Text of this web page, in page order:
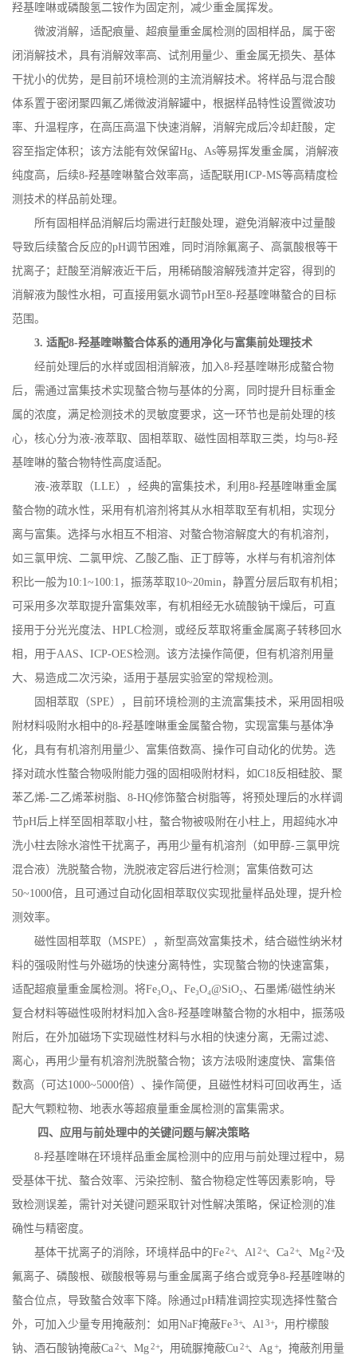
羟基喹啉或磷酸氢二铵作为固定剂，减少重金属挥发。
微波消解，适配痕量、超痕量重金属检测的固相样品，属于密
闭消解技术，具有消解效率高、试剂用量少、重金属无损失、基体
干扰小的优势，是目前环境检测的主流消解技术。将样品与混合酸
体系置于密闭聚四氟乙烯微波消解罐中，根据样品特性设置微波功
率、升温程序，在高压高温下快速消解，消解完成后冷却赶酸，定
容至指定体积；该方法能有效保留Hg、 As等易挥发重金属，消解液
纯度高，后续8-羟基喹啉螯合效率高，适配联用ICP-MS等高精度检
测技术的样品前处理。
所有固相样品消解后均需进行赶酸处理，避免消解液中过量酸
导致后续螯合反应的pH调节困难，同时消除氟离子、高氯酸根等干
扰离子；赶酸至消解液近干后，用稀硝酸溶解残渣并定容，得到的
消解液为酸性水相，可直接用氨水调节pH至8-羟基喹啉螯合的目标
范围。
3.适配8-羟基喹啉螯合体系的通用净化与富集前处理技术
经前处理后的水样或固相消解液，加入8-羟基喹啉形成螯合物
后，需通过富集技术实现螯合物与基体的分离，同时提升目标重金
属的浓度，满足检测技术的灵敏度要求，这一环节也是前处理的核
心，核心分为液-液萃取、固相萃取、磁性固相萃取三类，均与8-羟
基喹啉的螯合物特性高度适配。
液-液萃取（LLE），经典的富集技术，利用8-羟基喹啉重金属
螯合物的疏水性，采用有机溶剂将其从水相萃取至有机相，实现分
离与富集。选择与水相互不相溶、对螯合物溶解度大的有机溶剂，
如三氯甲烷、二氯甲烷、乙酸乙酯、正丁醇等，水样与有机溶剂体
积比一般为10:1~100:1 ，振荡萃取10~20min ，静置分层后取有机相；
可采用多次萃取提升富集效率，有机相经无水硫酸钠干燥后，可直
接用于分光光度法、 HPLC检测，或经反萃取将重金属离子转移回水
相，用于AAS、 ICP-OES检测。该方法操作简便，但有机溶剂用量
大、易造成二次污染，适用于基层实验室的常规检测。
固相萃取（SPE），目前环境检测的主流富集技术，采用固相吸
附材料吸附水相中的8-羟基喹啉重金属螯合物，实现富集与基体净
化，具有有机溶剂用量少、富集倍数高、操作可自动化的优势。选
择对疏水性螯合物吸附能力强的固相吸附材料，如C18反相硅胶、聚
苯乙烯-二乙烯苯树脂、 8-HQ修饰螯合树脂等，将预处理后的水样调
节pH后上样至固相萃取小柱，螯合物被吸附在小柱上，用超纯水冲
洗小柱去除水溶性干扰离子，再用少量有机溶剂（如甲醇-三氯甲烷
混合液）洗脱螯合物，洗脱液定容后进行检测；富集倍数可达
50~1000倍，且可通过自动化固相萃取仪实现批量样品处理，提升检
测效率。
磁性固相萃取（MSPE），新型高效富集技术，结合磁性纳米材
料的强吸附性与外磁场的快速分离特性，实现螯合物的快速富集，
适配超痕量重金属检测。将Fe₃O₄、 Fe₃O₄@SiO₂、石墨烯/磁性纳米
复合材料等磁性吸附材料加入含8-羟基喹啉螯合物的水相中，振荡吸
附后，在外加磁场下实现磁性材料与水相的快速分离，无需过滤、
离心，再用少量有机溶剂洗脱螯合物；该方法吸附速度快、富集倍
数高（可达1000~5000倍）、操作简便，且磁性材料可回收再生，适
配大气颗粒物、地表水等超痕量重金属检测的富集需求。
四、应用与前处理中的关键问题与解决策略
8-羟基喹啉在环境样品重金属检测中的应用与前处理过程中，易
受基体干扰、螯合效率、污染控制、螯合物稳定性等因素影响，导
致检测误差，需针对关键问题采取针对性解决策略，保证检测的准
确性与精密度。
基体干扰离子的消除，环境样品中的Fe2+、 Al 2+、 Ca2+、 Mg2+及
氟离子、磷酸根、碳酸根等易与重金属离子络合或竞争8-羟基喹啉的
螯合位点，导致螯合效率下降。除通过pH精准调控实现选择性螯合
外，可加入少量专用掩蔽剂：如用NaF掩蔽Fe3+、 Al 3+，用柠檬酸
钠、酒石酸钠掩蔽Ca2+、 Mg2+，用硫脲掩蔽Cu 2+、 Ag+，掩蔽剂用量